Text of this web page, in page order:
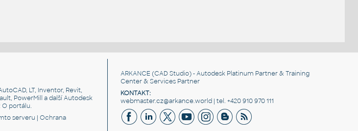
LT, Inventor, Revit,
PowerMill a další Autodesk
O portálu.
serveru |Ochrana
ARKANCE (CAD Studio) - Autodesk Platinum Partner & Training
Center & Services Partner
KONTAKT:
webmaster.cz@arkance.world | tel. +420 910 970 111